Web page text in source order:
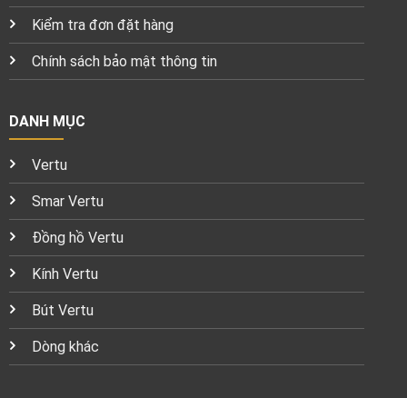
Kiểm tra đơn đặt hàng
Chính sách bảo mật thông tin
DANH MỤC
Vertu
Smar Vertu
Đồng hồ Vertu
Kính Vertu
Bút Vertu
Dòng khác